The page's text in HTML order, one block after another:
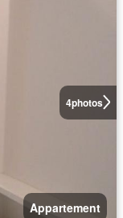
4photos
Appartement